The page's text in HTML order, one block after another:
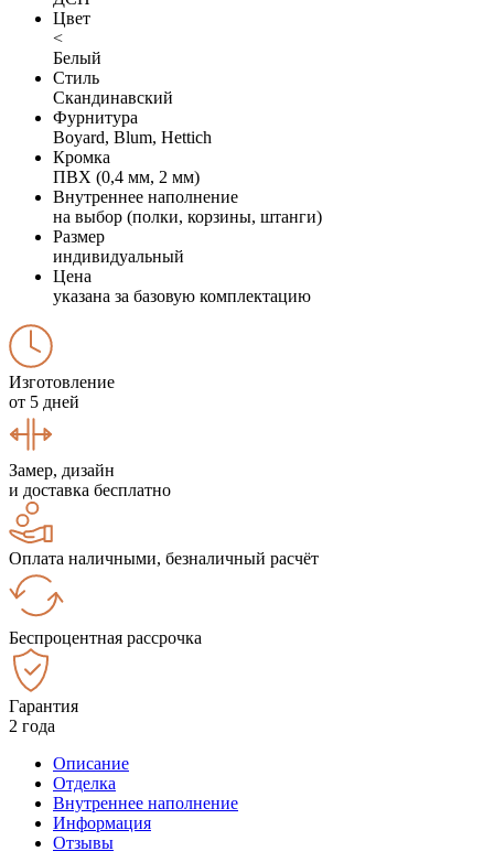
Цвет
<
Белый
Стиль
Скандинавский
Фурнитура
Boyard, Blum, Hettich
Кромка
ПВХ (0,4 мм, 2 мм)
Внутреннее наполнение
на выбор (полки, корзины, штанги)
Размер
индивидуальный
Цена
указана за базовую комплектацию
Изготовление
от 5 дней
Замер, дизайн
и доставка бесплатно
Оплата наличными, безналичный расчёт
Беспроцентная рассрочка
Гарантия
2 года
Описание
Отделка
Внутреннее наполнение
Информация
Отзывы